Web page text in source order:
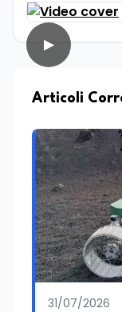
con
▶
Articoli
31/07/2026